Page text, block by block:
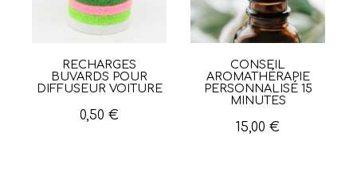
Aperçu rapide
RECHARGES
BUVARDS POUR
DIFFUSEUR VOITURE
0,50 €
Aperçu rapide
CONSEIL
AROMATHÉRAPIE
PERSONNALISÉ 15
MINUTES
15,00 €